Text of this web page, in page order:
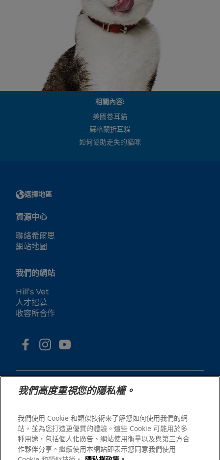
相關內容:
美國卷耳貓
蘇格蘭折耳貓
如何協助走失的貓咪
選擇地區
資源中心
聯絡希爾思
網站地圖
我們的網站
Hill’s Vet
人才招募
收容所合作
© 2025 Hill's Pet Nutrition, Inc.
All rights reserved.
As used herein, denotes registered trademark status
in the U.S. only; registration status in other
我們高度重視您的隱私權。
我們使用 Cookie 和類似技術來了解您如何使用我們的網
站，並為您打造更優質的體驗。這些 Cookie 可能用於多
種用途，包括個人化廣告、網站使用衡量以及與第三方合
作夥伴分享。繼續使用本網站即表示您同意我們使用